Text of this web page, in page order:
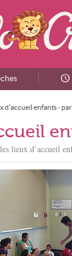
d'accueil enfants -
lieux d’accueil